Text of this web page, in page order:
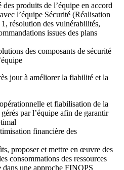
produits de l’équipe en accord
l’équipe Sécurité (Réalisation
résolution des vulnérabilités,
issues des plans
des composants de sécurité
jour à améliorer la fiabilité et la
et fiabilisation de la
par l’équipe afin de garantir
financière des
proposer et mettre en œuvre des
consommations des ressources
dans une approche FINOPS